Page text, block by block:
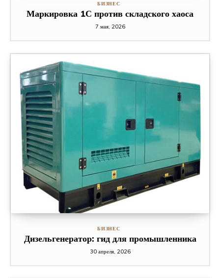
БИЗНЕС
Маркировка 1С против складского хаоса
7 мая, 2026
БИЗНЕС
Дизельгенератор: гид для промышленника
30 апреля, 2026